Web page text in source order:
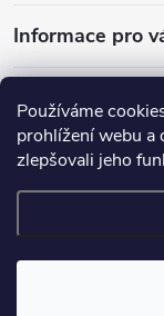
Používáme
prohlížení webu a
zlepšovali jeho
Informace pro
Přijímáme